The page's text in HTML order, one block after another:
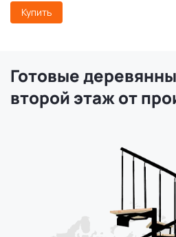
Купить
Готовые
второй этаж от